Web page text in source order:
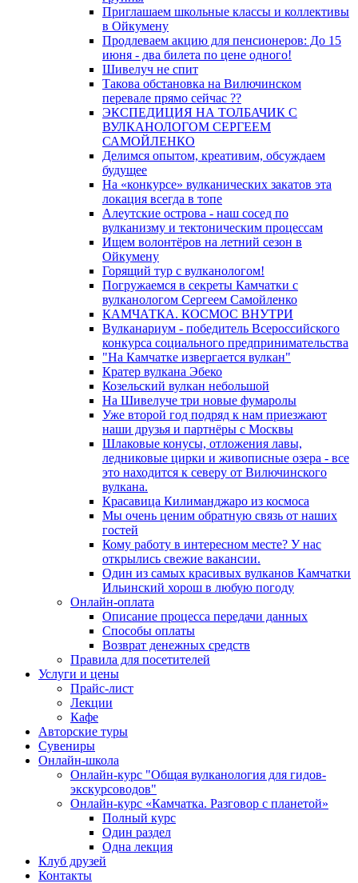
Приглашаем школьные классы и коллективы
в Ойкумену
Продлеваем акцию для пенсионеров: До 15
июня - два билета по цене одного!
Шивелуч не спит
Такова обстановка на Вилючинском
перевале прямо сейчас ??
ЭКСПЕДИЦИЯ НА ТОЛБАЧИК С
ВУЛКАНОЛОГОМ СЕРГЕЕМ
САМОЙЛЕНКО
Делимся опытом, креативим, обсуждаем
будущее
На «конкурсе» вулканических закатов эта
локация всегда в топе
Алеутские острова - наш сосед по
вулканизму и тектоническим процессам
Ищем волонтёров на летний сезон в
Ойкумену
Горящий тур с вулканологом!
Погружаемся в секреты Камчатки с
вулканологом Сергеем Самойленко
КАМЧАТКА. КОСМОС ВНУТРИ
Вулканариум - победитель Всероссийского
конкурса социального предпринимательства
"На Камчатке извергается вулкан"
Кратер вулкана Эбеко
Козельский вулкан небольшой
На Шивелуче три новые фумаролы
Уже второй год подряд к нам приезжают
наши друзья и партнёры с Москвы
Шлаковые конусы, отложения лавы,
ледниковые цирки и живописные озера - все
это находится к северу от Вилючинского
вулкана.
Красавица Килиманджаро из космоса
Мы очень ценим обратную связь от наших
гостей
Кому работу в интересном месте? У нас
открылись свежие вакансии.
Один из самых красивых вулканов Камчатки
Ильинский хорош в любую погоду
Онлайн-оплата
Описание процесса передачи данных
Способы оплаты
Возврат денежных средств
Правила для посетителей
Услуги и цены
Прайс-лист
Лекции
Кафе
Авторские туры
Сувениры
Онлайн-школа
Онлайн-курс "Общая вулканология для гидов-
экскурсоводов"
Онлайн-курс «Камчатка. Разговор с планетой»
Полный курс
Один раздел
Одна лекция
Клуб друзей
Контакты